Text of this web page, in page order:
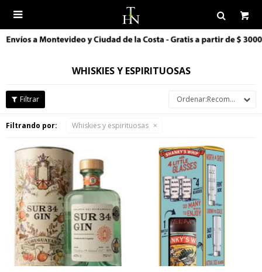

WHISKIES Y ESPIRITUOSAS
Recomendados
Filtrando por: Whiskies y espirituosas